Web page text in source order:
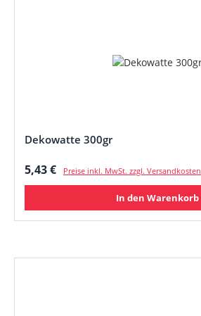
Dekowatte 300gr
Regulärer Preis:
5,43 € Preise inkl. MwSt. zzgl. Versandkosten
In den Warenkorb